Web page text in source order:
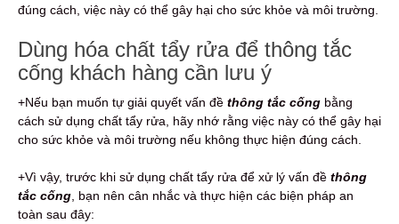
đúng cách, việc này có thể gây hại cho sức khỏe và môi trường.
Dùng hóa chất tẩy rửa để thông tắc
cống khách hàng cần lưu ý
+Nếu bạn muốn tự giải quyết vấn đề thông tắc cống bằng
cách sử dụng chất tẩy rửa, hãy nhớ rằng việc này có thể gây hại
cho sức khỏe và môi trường nếu không thực hiện đúng cách.
+Vì vậy, trước khi sử dụng chất tẩy rửa để xử lý vấn đề thông
tắc cống , bạn nên cân nhắc và thực hiện các biện pháp an
toàn sau đây: